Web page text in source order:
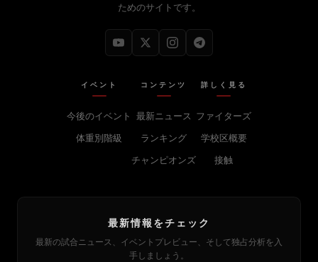
ためのサイトです。
イベント
今後のイベント
体重別階級
コンテンツ
最新ニュース
ランキング
チャンピオンズ
詳しく見る
ファイターズ
学校区概要
接触
最新情報をチェック
最新の試合ニュース、イベントプレビュー、そして独占分析を入
手しましょう。